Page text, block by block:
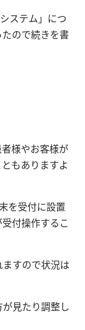
ステム」 につ
ので続きを書
様やお客様が
もありますよ
を受付に設置
付操作するこ
すので状況は
見たり調整し